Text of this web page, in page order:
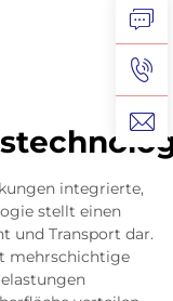
integrierte,
stellt einen
und Transport dar.
mehrschichtige